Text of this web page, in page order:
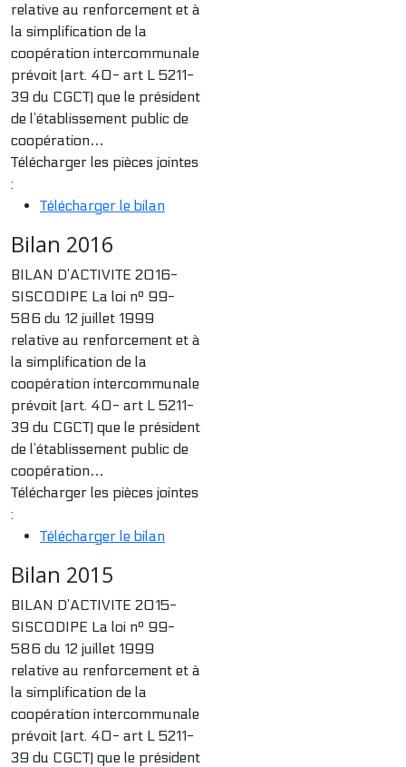
relative au renforcement et à
la simplification de la
coopération intercommunale
prévoit (art. 40- art L 5211-
39 du CGCT) que le président
de l’établissement public de
coopération…
Télécharger les pièces jointes
:
Télécharger le bilan
Bilan 2016
BILAN D’ACTIVITE 2016-
SISCODIPE La loi nº 99-
586 du 12 juillet 1999
relative au renforcement et à
la simplification de la
coopération intercommunale
prévoit (art. 40- art L 5211-
39 du CGCT) que le président
de l’établissement public de
coopération…
Télécharger les pièces jointes
:
Télécharger le bilan
Bilan 2015
BILAN D’ACTIVITE 2015-
SISCODIPE La loi nº 99-
586 du 12 juillet 1999
relative au renforcement et à
la simplification de la
coopération intercommunale
prévoit (art. 40- art L 5211-
39 du CGCT) que le président